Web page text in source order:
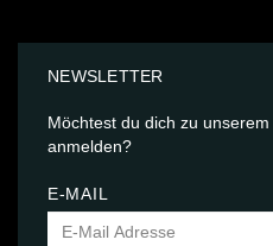
NEWSLETTER
Möchtest du dich zu unserem
anmelden?
E-MAIL